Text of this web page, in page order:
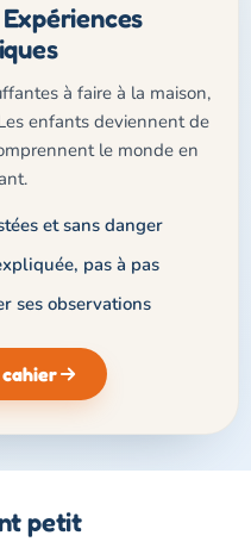
à faire à la maison,
enfants deviennent de
le monde en
et sans danger
pas à pas
ses observations
petit